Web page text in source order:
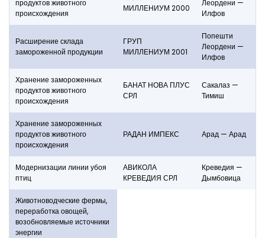
продуктов животного
происхождения
МИЛЛЕНИУМ 2000
Леордени —
Илфов
Расширение склада
замороженной продукции
ГРУП
МИЛЛЕНИУМ 2001
Попешти
Леордени —
Илфов
Хранение замороженных
продуктов животного
происхождения
БАНАТ НОВА ПЛУС
СРЛ
Сакалаз —
Тимиш
Хранение замороженных
продуктов животного
происхождения
РАДАН ИМПЕКС Арад — Арад
Модернизации линии убоя
птиц
АВИКОЛА
КРЕВЕДИЯ СРЛ
Креведия —
Дымбовица
Животноводческие фермы,
переработка овощей,
возобновляемые источники
энергии